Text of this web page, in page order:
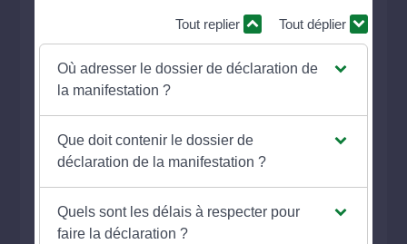
Tout replier Tout déplier
Où adresser le dossier de déclaration de
la manifestation ?
Que doit contenir le dossier de
déclaration de la manifestation ?
Quels sont les délais à respecter pour
faire la déclaration ?